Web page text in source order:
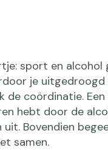
sport en
je uitgedroogd
coördinatie.
hebt door de
uit. Bovendien
samen.